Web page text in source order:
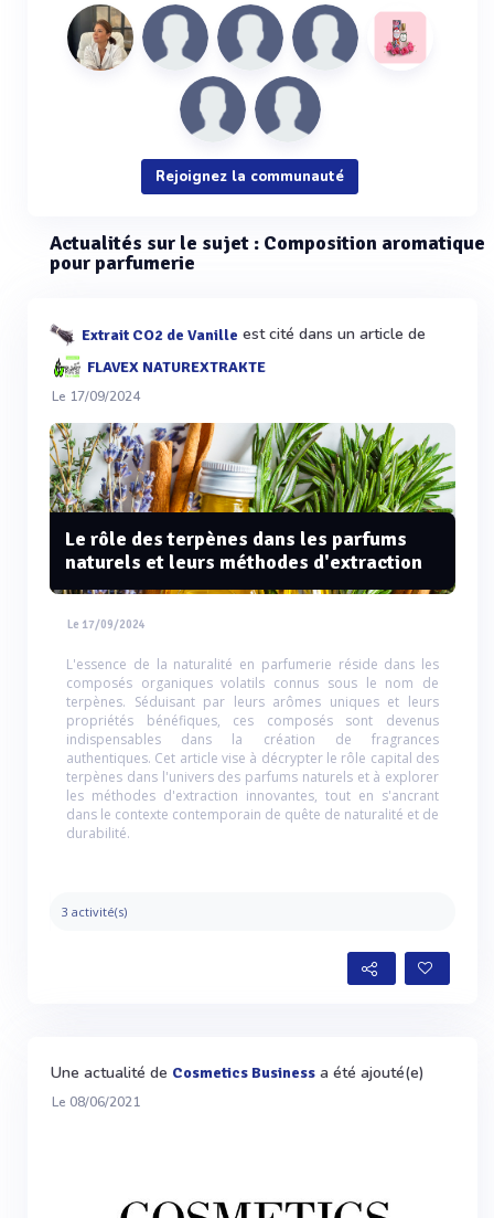
Rejoignez la communauté
Actualités sur le sujet : Composition aromatique
pour parfumerie
Extrait CO2 de Vanille est cité dans un article de
FLAVEX NATUREXTRAKTE
Le 17/09/2024
Le rôle des terpènes dans les parfums
naturels et leurs méthodes d'extraction
Le 17/09/2024
L'essence de la naturalité en parfumerie réside dans les
composés organiques volatils connus sous le nom de
terpènes. Séduisant par leurs arômes uniques et leurs
propriétés bénéfiques, ces composés sont devenus
indispensables dans la création de fragrances
authentiques. Cet article vise à décrypter le rôle capital des
terpènes dans l'univers des parfums naturels et à explorer
les méthodes d'extraction innovantes, tout en s'ancrant
dans le contexte contemporain de quête de naturalité et de
durabilité.
3 activité(s)
Une actualité de Cosmetics Business a été ajouté(e)
Le 08/06/2021